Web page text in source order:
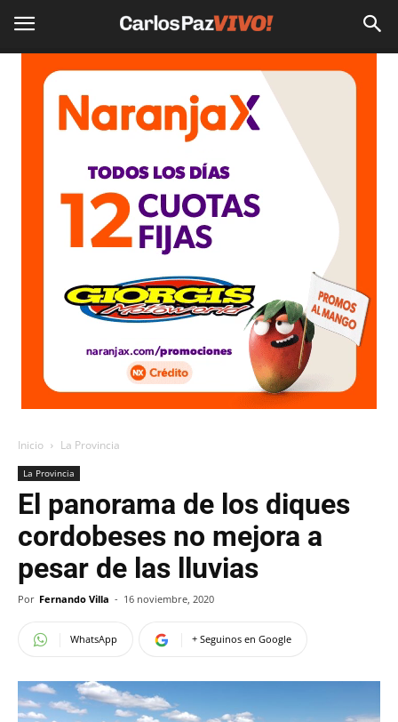
Inicio La Provincia
La Provincia
El panorama de los diques
cordobeses no mejora a
pesar de las lluvias
Por Fernando Villa - 16 noviembre, 2020
WhatsApp + Seguinos en Google